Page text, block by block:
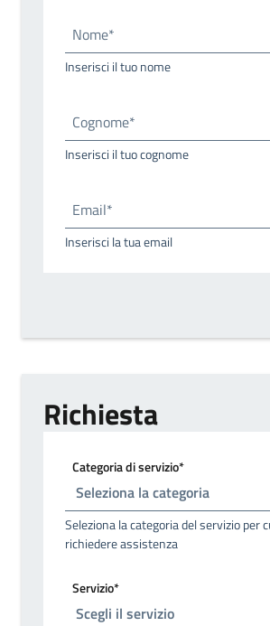
Nome*
Inserisci il tuo nome
Cognome*
Inserisci il tuo cognome
Email*
Inserisci la tua email
Richiesta
Categoria di servizio*
Seleziona la categoria del servizio per
richiedere assistenza
Servizio*